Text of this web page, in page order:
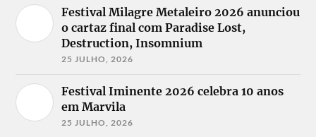
Festival Milagre Metaleiro 2026 anunciou
o cartaz final com Paradise Lost,
Destruction, Insomnium
25 JULHO, 2026
Festival Iminente 2026 celebra 10 anos
em Marvila
25 JULHO, 2026